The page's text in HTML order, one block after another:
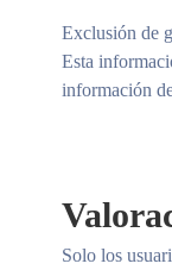
Cómo
Toma una
2Aplicar
Exclusión de
Esta
información
Solo los